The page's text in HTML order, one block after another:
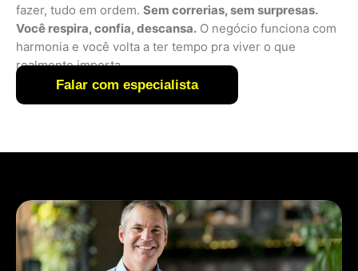
fazer, tudo em ordem. Sem correrias, sem surpresas.
Você respira, confia, descansa. O negócio funciona com
harmonia e você volta a ter tempo pra viver o que
realmente importa.
Falar com especialista